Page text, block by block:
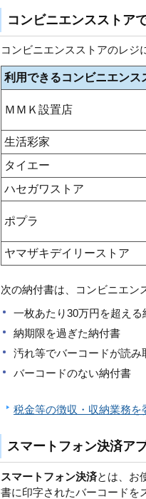
コンビニエンスストア
コンビニエンスストアのレジ
利用できるコンビニエンス
ＭＭＫ設置店
生活彩家
タイエー
ハセガワストア
ポプラ
ヤマザキデイリーストア
次の納付書は、コンビニエン
一枚あたり30万円を超える
納期限を過ぎた納付書
汚れ等でバーコードが読み
バーコードのない納付書
税金等の徴収・収納業務を
スマートフォン決済
スマートフォン決済とは、お
書に印字されたバーコードを